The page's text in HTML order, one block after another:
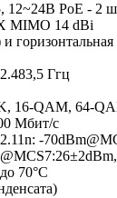
12~24В PoE - 2
MIMO 14 dBi
горизонтальная
Ггц
16-QAM, 64-
Мбит/с
-
70°C